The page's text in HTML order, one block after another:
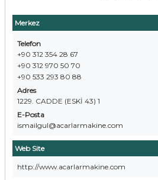
Merkez
Telefon
+90 312 354 28 67
+90 312 970 50 70
+90 533 293 80 88
Adres
1229. CADDE (ESKİ 43) 1
E-Posta
ismailgul@acarlarmakine.com
Web Site
http://www.acarlarmakine.com